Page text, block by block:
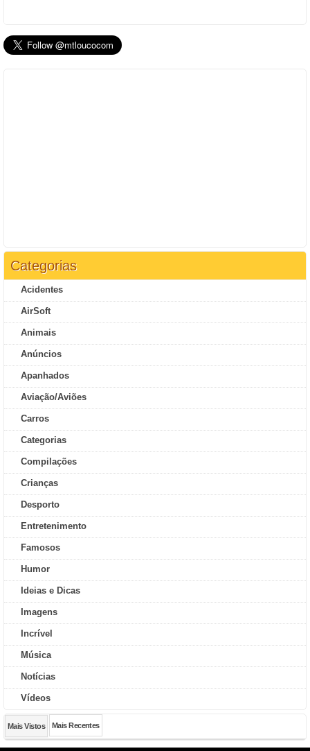
Categorias
Acidentes
AirSoft
Animais
Anúncios
Apanhados
Aviação/Aviões
Carros
Categorias
Compilações
Crianças
Desporto
Entretenimento
Famosos
Humor
Ideias e Dicas
Imagens
Incrível
Música
Notícias
Vídeos
Mais Vistos Mais Recentes